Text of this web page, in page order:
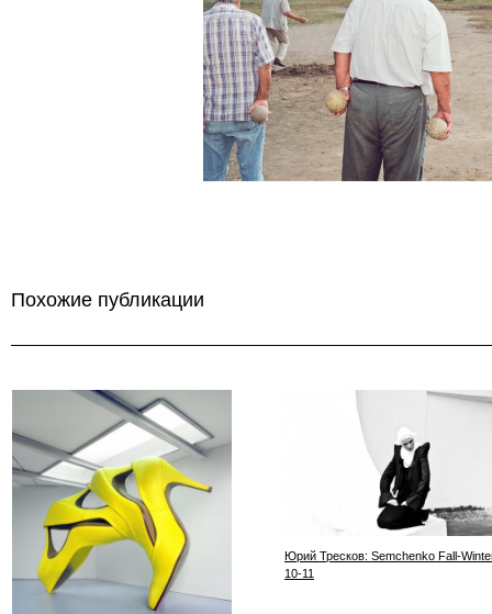
Похожие публикации
Юрий Тресков: Semchenko Fall-
10-11